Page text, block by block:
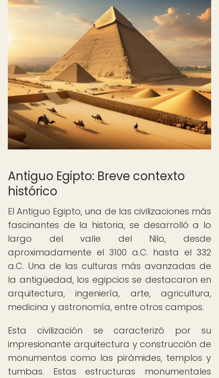
Antiguo Egipto: Breve contexto
histórico
El Antiguo Egipto, una de las civilizaciones más
fascinantes de la historia, se desarrolló a lo
largo del valle del Nilo, desde
aproximadamente el 3100 a.C. hasta el 332
a.C. Una de las culturas más avanzadas de
la antigüedad, los egipcios se destacaron en
arquitectura, ingeniería, arte, agricultura,
medicina y astronomía, entre otros campos.
Esta civilización se caracterizó por su
impresionante arquitectura y construcción de
monumentos como las pirámides, templos y
tumbas. Estas estructuras monumentales